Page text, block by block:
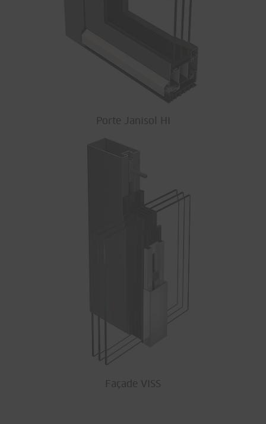
Porte Janisol HI
Façade VISS